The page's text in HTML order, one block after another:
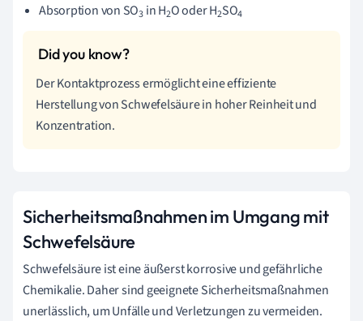
Absorption von SO3 in H2O oder H2SO4
Der Kontaktprozess ermöglicht eine effiziente
Herstellung von Schwefelsäure in hoher Reinheit und
Konzentration.
Sicherheitsmaßnahmen im Umgang mit
Schwefelsäure
Schwefelsäure ist eine äußerst korrosive und gefährliche
Chemikalie. Daher sind geeignete Sicherheitsmaßnahmen
unerlässlich, um Unfälle und Verletzungen zu vermeiden.